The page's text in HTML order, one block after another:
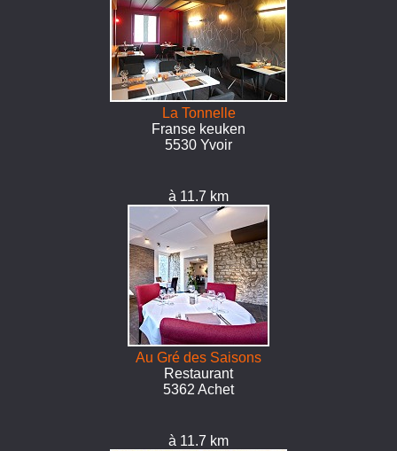
La Tonnelle
Franse keuken
5530 Yvoir
à 11.7 km
Au Gré des Saisons
Restaurant
5362 Achet
à 11.7 km